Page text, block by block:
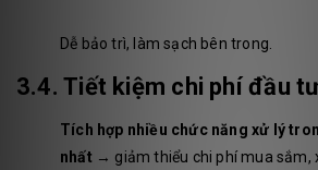
Dễ bảo trì, làm sạch bên trong.
3.4. Tiết kiệm chi phí đầu
Tích hợp nhiều chức năng xử lý
nhất → giảm thiểu chi phí mua sắm,